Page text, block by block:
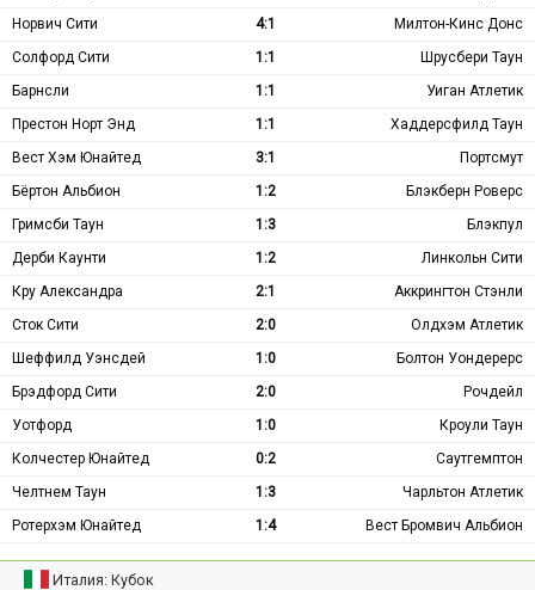
Норвич Сити
4:1
Милтон-Кинс Донс
Солфорд Сити
1:1
Шрусбери Таун
Барнсли
1:1
Уиган Атлетик
Престон Норт Энд
1:1
Хаддерсфилд Таун
Вест Хэм Юнайтед
3:1
Портсмут
Бёртон Альбион
1:2
Блэкберн Роверс
Гримсби Таун
1:3
Блэкпул
Дерби Каунти
1:2
Линкольн Сити
Кру Александра
2:1
Аккрингтон Стэнли
Сток Сити
2:0
Олдхэм Атлетик
Шеффилд Уэнсдей
1:0
Болтон Уондерерс
Брэдфорд Сити
2:0
Рочдейл
Уотфорд
1:0
Кроули Таун
Колчестер Юнайтед
0:2
Саутгемптон
Челтнем Таун
1:3
Чарльтон Атлетик
Ротерхэм Юнайтед
1:4 Вест Бромвич Альбион
Италия: Кубок